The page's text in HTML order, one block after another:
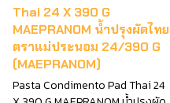
Thai 24 X 390 G
MAEPRANOM น้ำปรุงผัดไทย
ตราแม่ประนอม 24/390 G
(MAEPRANOM)
Pasta Condimento Pad Thai 24